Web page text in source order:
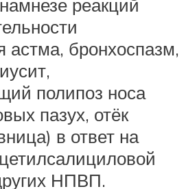
реакций
астма, бронхоспазм,
полипоз носа
пазух, отёк
в ответ на
НПВП.